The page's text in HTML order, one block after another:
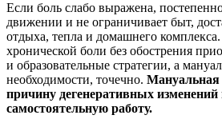
Если боль слабо выражена,
движении и не ограничивает быт,
отдыха, тепла и домашнего
хронической боли без обострения
и образовательные стратегии, а
необходимости, точечно. Мануальная
причину дегенеративных изменений
самостоятельную работу.